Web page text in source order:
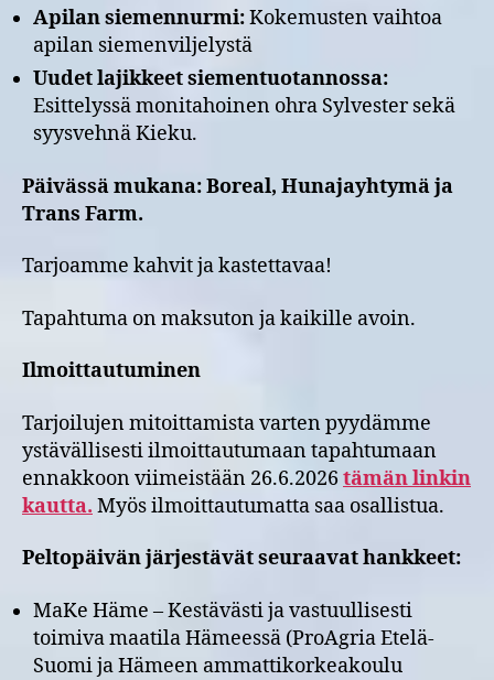
Apilan siemennurmi:Kokemusten vaihtoa
apilan siemenviljelystä
Uudet lajikkeet siementuotannossa:
Esittelyssä monitahoinen ohra Sylvester sekä
syysvehnä Kieku.
Päivässä mukana: Boreal, Hunajayhtymä ja
Trans Farm.
Tarjoamme kahvit ja kastettavaa!
Tapahtuma on maksuton ja kaikille avoin.
Ilmoittautuminen
Tarjoilujen mitoittamista varten pyydämme
ystävällisesti ilmoittautumaan tapahtumaan
ennakkoon viimeistään 26.6.2026 tämän linkin
kautta. Myös ilmoittautumatta saa osallistua.
Peltopäivän järjestävät seuraavat hankkeet:
MaKe Häme – Kestävästi ja vastuullisesti
toimiva maatila Hämeessä (ProAgria Etelä-
Suomi ja Hämeen ammattikorkeakoulu